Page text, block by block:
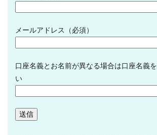
メールアドレス（必須）
口座名義とお名前が異なる場合は口座名義
い